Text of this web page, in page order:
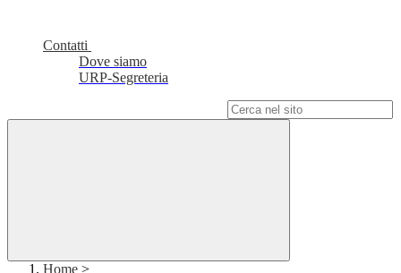
Contatti
Dove siamo
URP-Segreteria
Home >